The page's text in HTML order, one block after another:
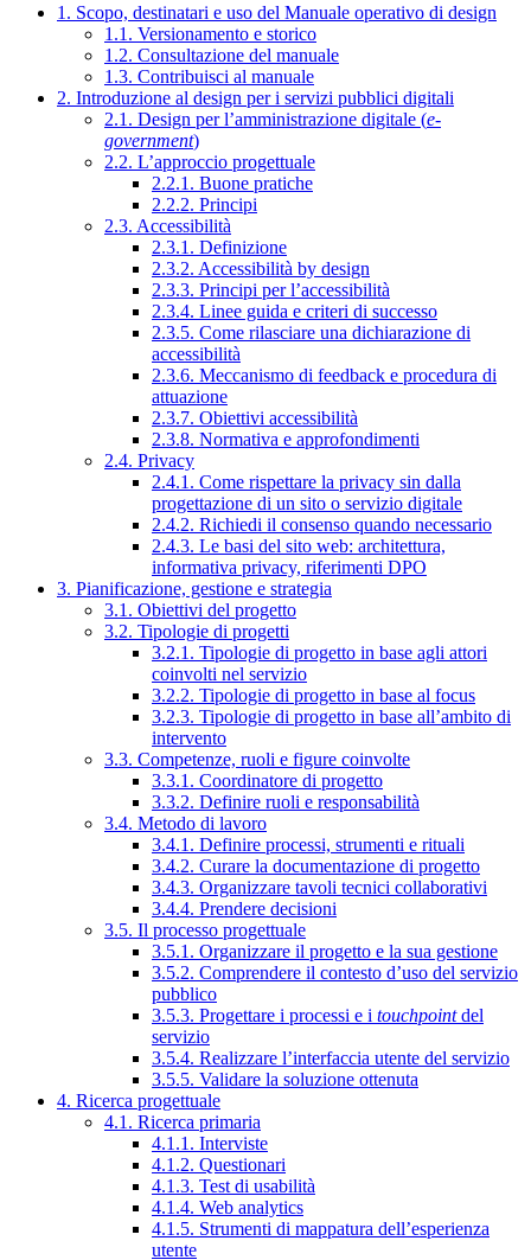
1. Scopo, destinatari e uso del Manuale operativo di design
1.1. Versionamento e storico
1.2. Consultazione del manuale
1.3. Contribuisci al manuale
2. Introduzione al design per i servizi pubblici digitali
2.1. Design per l’amministrazione digitale (e-
government)
2.2. L’approccio progettuale
2.2.1. Buone pratiche
2.2.2. Principi
2.3. Accessibilità
2.3.1. Definizione
2.3.2. Accessibilità by design
2.3.3. Principi per l’accessibilità
2.3.4. Linee guida e criteri di successo
2.3.5. Come rilasciare una dichiarazione di
accessibilità
2.3.6. Meccanismo di feedback e procedura di
attuazione
2.3.7. Obiettivi accessibilità
2.3.8. Normativa e approfondimenti
2.4. Privacy
2.4.1. Come rispettare la privacy sin dalla
progettazione di un sito o servizio digitale
2.4.2. Richiedi il consenso quando necessario
2.4.3. Le basi del sito web: architettura,
informativa privacy, riferimenti DPO
3. Pianificazione, gestione e strategia
3.1. Obiettivi del progetto
3.2. Tipologie di progetti
3.2.1. Tipologie di progetto in base agli attori
coinvolti nel servizio
3.2.2. Tipologie di progetto in base al focus
3.2.3. Tipologie di progetto in base all’ambito di
intervento
3.3. Competenze, ruoli e figure coinvolte
3.3.1. Coordinatore di progetto
3.3.2. Definire ruoli e responsabilità
3.4. Metodo di lavoro
3.4.1. Definire processi, strumenti e rituali
3.4.2. Curare la documentazione di progetto
3.4.3. Organizzare tavoli tecnici collaborativi
3.4.4. Prendere decisioni
3.5. Il processo progettuale
3.5.1. Organizzare il progetto e la sua gestione
3.5.2. Comprendere il contesto d’uso del servizio
pubblico
3.5.3. Progettare i processi e i touchpointdel
servizio
3.5.4. Realizzare l’interfaccia utente del servizio
3.5.5. Validare la soluzione ottenuta
4. Ricerca progettuale
4.1. Ricerca primaria
4.1.1. Interviste
4.1.2. Questionari
4.1.3. Test di usabilità
4.1.4. Web analytics
4.1.5. Strumenti di mappatura dell’esperienza
utente